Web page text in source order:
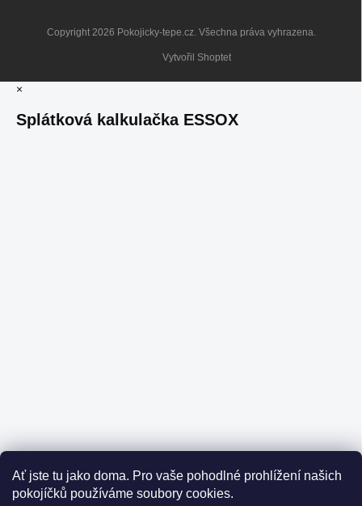
Ať jste tu jako doma. Pro vaše pohodlné prohlížení našich
pokojíčků používáme soubory cookies.
Vytvořil Shoptet
Copyright 2026 Pokojicky-tepe.cz. Všechna práva vyhrazena.
×
Splátková kalkulačka ESSOX